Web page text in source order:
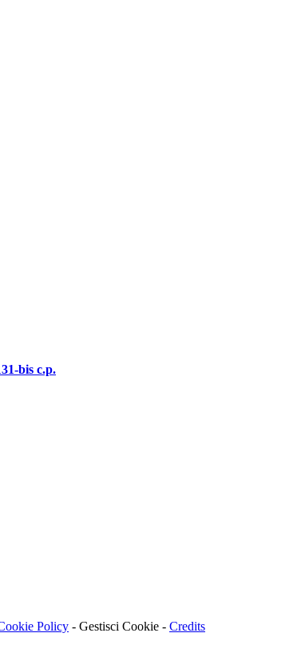
bis c.p.
Policy - Gestisci Cookie - Credits